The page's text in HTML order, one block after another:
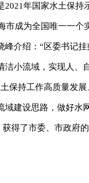
2021年国家水土保
市成为全国唯一一
峰介绍：“区委书记
洁小流域，实现人、
保持工作高质量发
域建设思路，做好水
获得了市委、市政府